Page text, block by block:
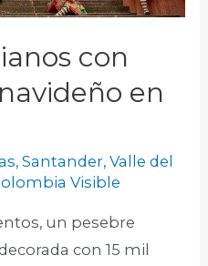
con
en
,Santander,Valle del
Visible
un pesebre
con 15 mil